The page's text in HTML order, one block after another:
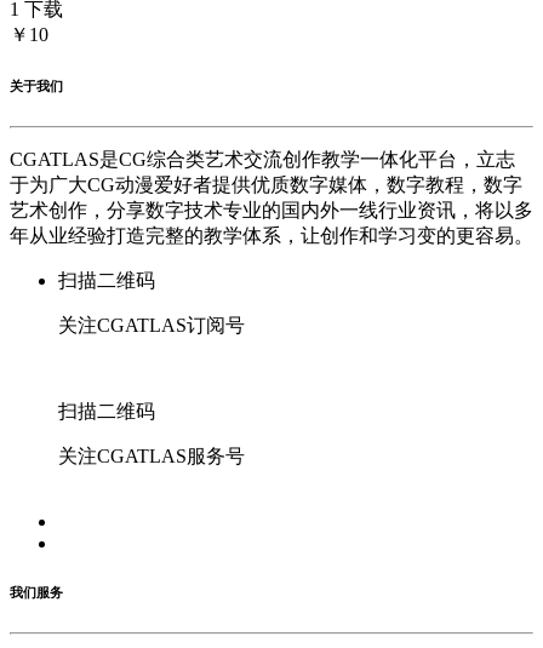
1 下载
￥10
关于我们
CGATLAS是CG综合类艺术交流创作教学一体化平台，立志
于为广大CG动漫爱好者提供优质数字媒体，数字教程，数字
艺术创作，分享数字技术专业的国内外一线行业资讯，将以多
年从业经验打造完整的教学体系，让创作和学习变的更容易。
扫描二维码
关注CGATLAS订阅号
扫描二维码
关注CGATLAS服务号
我们服务